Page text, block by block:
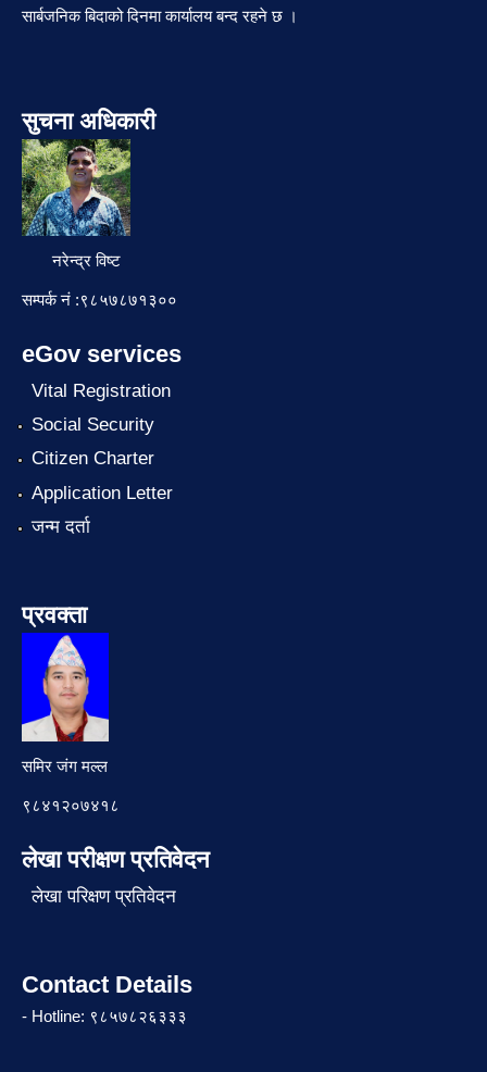
सार्बजनिक बिदाको दिनमा कार्यालय बन्द रहने छ ।
सुचना अधिकारी
नरेन्द्र विष्ट
सम्पर्क नं :९८५७८७१३००
eGov services
Vital Registration
Social Security
Citizen Charter
Application Letter
जन्म दर्ता
प्रवक्ता
समिर जंग मल्ल
९८४१२०७४१८
लेखा परीक्षण प्रतिवेदन
लेखा परिक्षण प्रतिवेदन
Contact Details
- Hotline: ९८५७८२६३३३